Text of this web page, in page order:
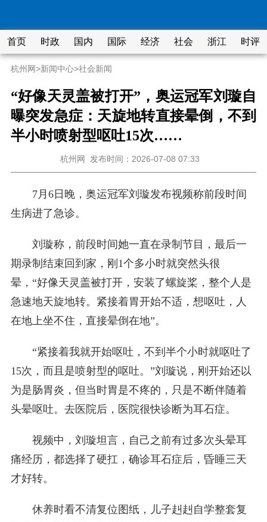
首页 时政 国内 国际 经济 社会 浙江 时评
杭州网>新闻中心>社会新闻
“好像天灵盖被打开”，奥运冠军刘璇自
曝突发急症：天旋地转直接晕倒，不到
半小时喷射型呕吐15次……
杭州网 发布时间：2026-07-08 07:33
7月6日晚，奥运冠军刘璇发布视频称前段时间
生病进了急诊。
刘璇称，前段时间她一直在录制节目，最后一
期录制结束回到家，刚1个多小时就突然头很
晕，“好像天灵盖被打开，安装了螺旋桨，整个人是
急速地天旋地转。紧接着胃开始不适，想呕吐，人
在地上坐不住，直接晕倒在地”。
“紧接着我就开始呕吐，不到半个小时就呕吐了
15次，而且是喷射型的呕吐。”刘璇说，刚开始还以
为是肠胃炎，但当时胃是不疼的，只是不断伴随着
头晕呕吐。去医院后，医院很快诊断为耳石症。
视频中，刘璇坦言，自己之前有过多次头晕耳
痛经历，都选择了硬扛，确诊耳石症后，昏睡三天
才好转。
休养时看不清复位图纸，儿子赳赳自学整套复